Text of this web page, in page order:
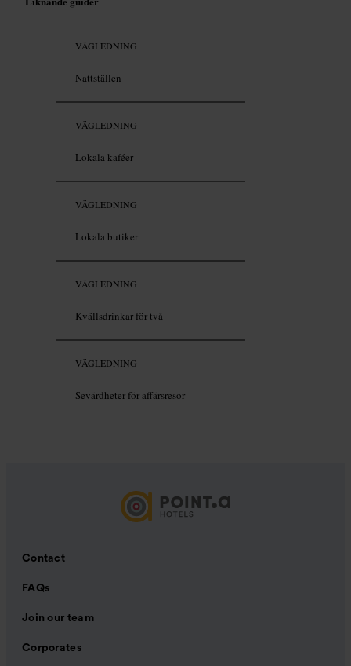
VÄGLEDNING
Nattställen
VÄGLEDNING
Lokala kaféer
VÄGLEDNING
Lokala butiker
VÄGLEDNING
Kvällsdrinkar för två
VÄGLEDNING
Sevärdheter för affärsresor
Contact
FAQs
Join our team
Corporates